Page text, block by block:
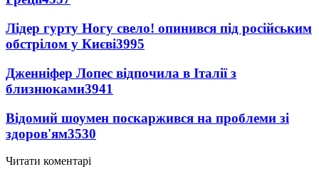
Лідер гурту Ногу свело! опинився під російським
обстрілом у Києві3995
Дженніфер Лопес відпочила в Італії з
близнюками3941
Відомий шоумен поскаржився на проблеми зі
здоров'ям3530
Читати коментарі